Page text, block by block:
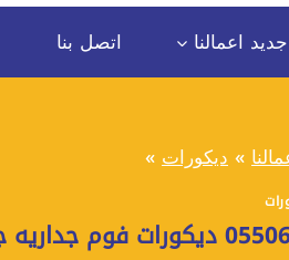
جديد اعمالنا اتصل بنا
»ديكورات»